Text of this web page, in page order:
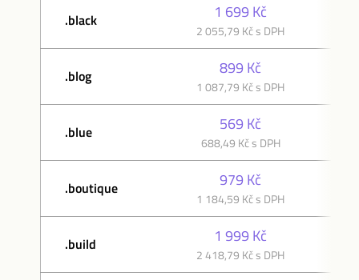
.black 1 699 Kč
2 055,79 Kč s DPH
.blog 899 Kč
1 087,79 Kč s DPH
.blue 569 Kč
688,49 Kč s DPH
.boutique 979 Kč
1 184,59 Kč s DPH
.build 1 999 Kč
2 418,79 Kč s DPH